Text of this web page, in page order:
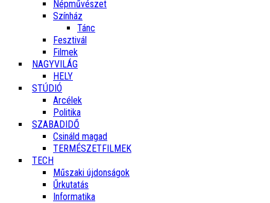
Népművészet
Színház
Tánc
Fesztivál
Filmek
NAGYVILÁG
HELY
STÚDIÓ
Arcélek
Politika
SZABADIDŐ
Csináld magad
TERMÉSZETFILMEK
TECH
Műszaki újdonságok
Űrkutatás
Informatika